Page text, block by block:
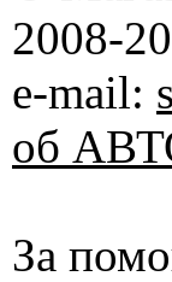
2008-
e-mail:
об
За